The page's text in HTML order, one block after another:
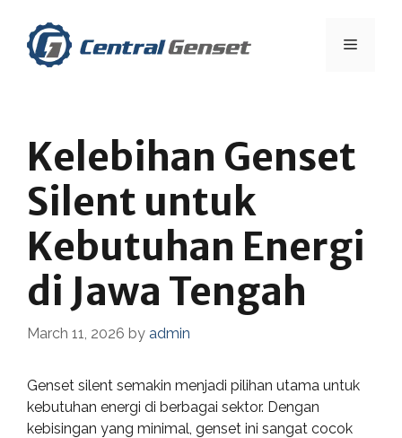
content
Menu
Kelebihan Genset
Silent untuk
Kebutuhan Energi
di Jawa Tengah
March 11, 2026 by admin
Genset silent semakin menjadi pilihan utama untuk
kebutuhan energi di berbagai sektor. Dengan
kebisingan yang minimal, genset ini sangat cocok